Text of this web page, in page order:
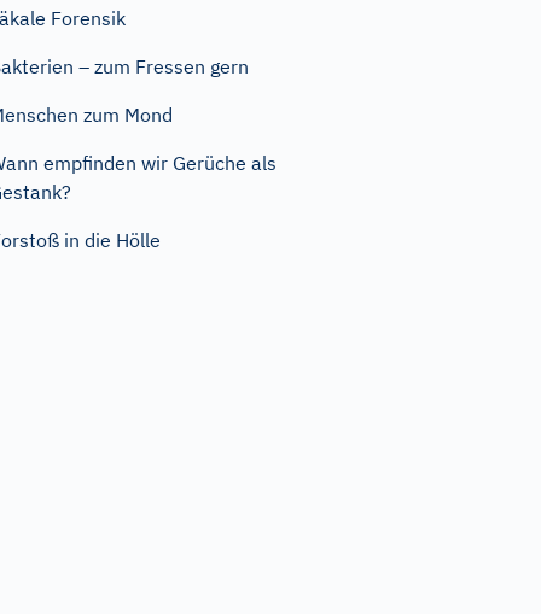
Forensik
– zum Fressen gern
zum Mond
empfinden wir Gerüche als
in die Hölle